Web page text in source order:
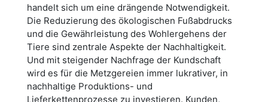
handelt sich um eine drängende Notwendigkeit.
Die Reduzierung des ökologischen Fußabdrucks
und die Gewährleistung des Wohlergehens der
Tiere sind zentrale Aspekte der Nachhaltigkeit.
Und mit steigender Nachfrage der Kundschaft
wird es für die Metzgereien immer lukrativer, in
nachhaltige Produktions- und
Lieferkettenprozesse zu investieren. Kunden,